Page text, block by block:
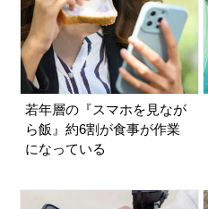
若年層の『スマホを見なが
ら飯』約6割が食事が作業
になっている